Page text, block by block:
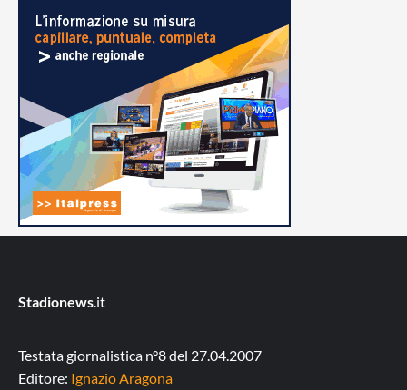
Stadionews .it
Testata giornalistica n°8 del 27.04.2007
Editore: Ignazio Aragona